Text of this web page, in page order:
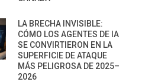
LA BRECHA INVISIBLE:
CÓMO LOS AGENTES DE IA
SE CONVIRTIERON EN LA
SUPERFICIE DE ATAQUE
MÁS PELIGROSA DE 2025–
2026